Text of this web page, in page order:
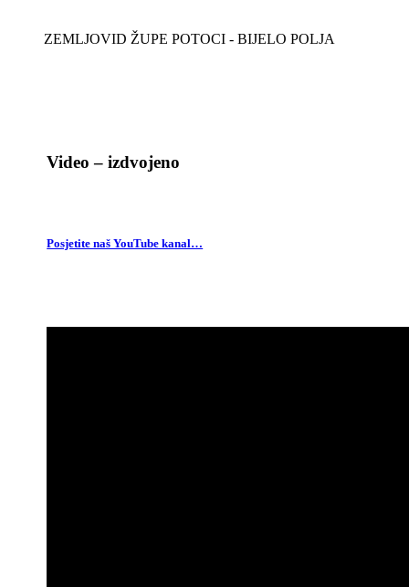
ZEMLJOVID ŽUPE POTOCI - BIJELO POLJA
Video – izdvojeno
Posjetite naš YouTube kanal…